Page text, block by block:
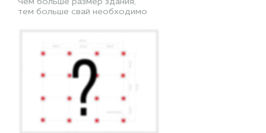
Чем больше размер здания,
тем больше свай необходимо